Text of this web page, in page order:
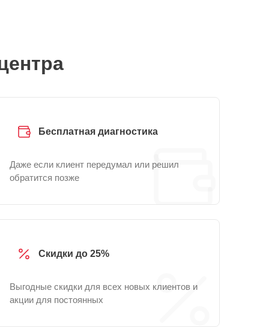
Бесплатная диагностика
Даже если клиент передумал или решил
обратится позже
Скидки до 25%
Выгодные скидки для всех новых клиентов и
акции для постоянных